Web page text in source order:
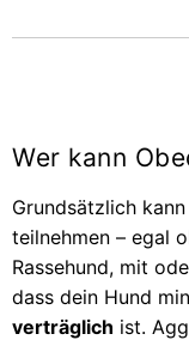
Wer kann
Grundsätzlich
teilnehmen – egal
Rassehund, mit
dass dein Hund
verträglich ist.